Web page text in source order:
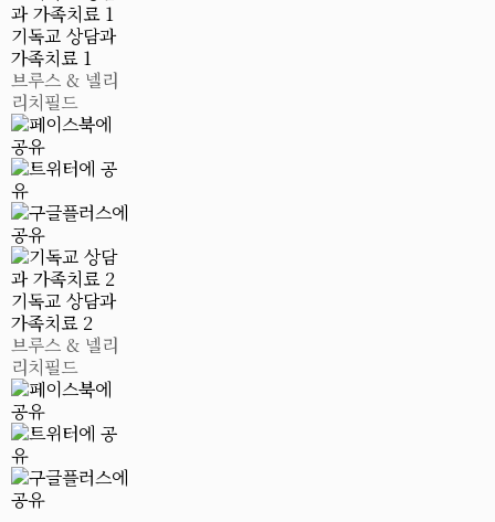
기독교 상담과
가족치료 1
브루스 & 넬리
리치필드
기독교 상담과
가족치료 2
브루스 & 넬리
리치필드